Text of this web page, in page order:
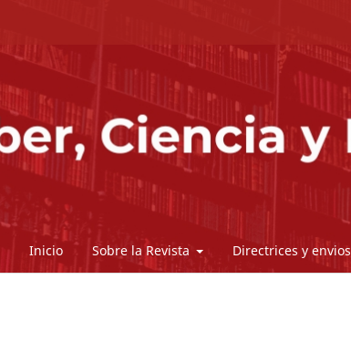
Inicio Sobre la Revista Directrices y envios